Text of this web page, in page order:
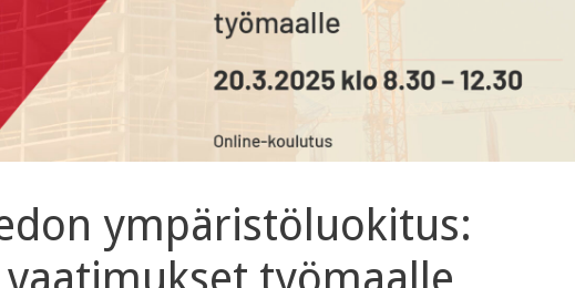
ympäristöluokitus: